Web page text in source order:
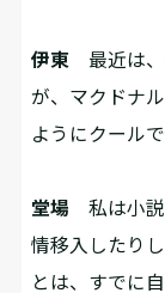
伊東 最近は、
が、マクドナ
ようにクールで
堂場 私は小説
情移入したり
とは、すでに